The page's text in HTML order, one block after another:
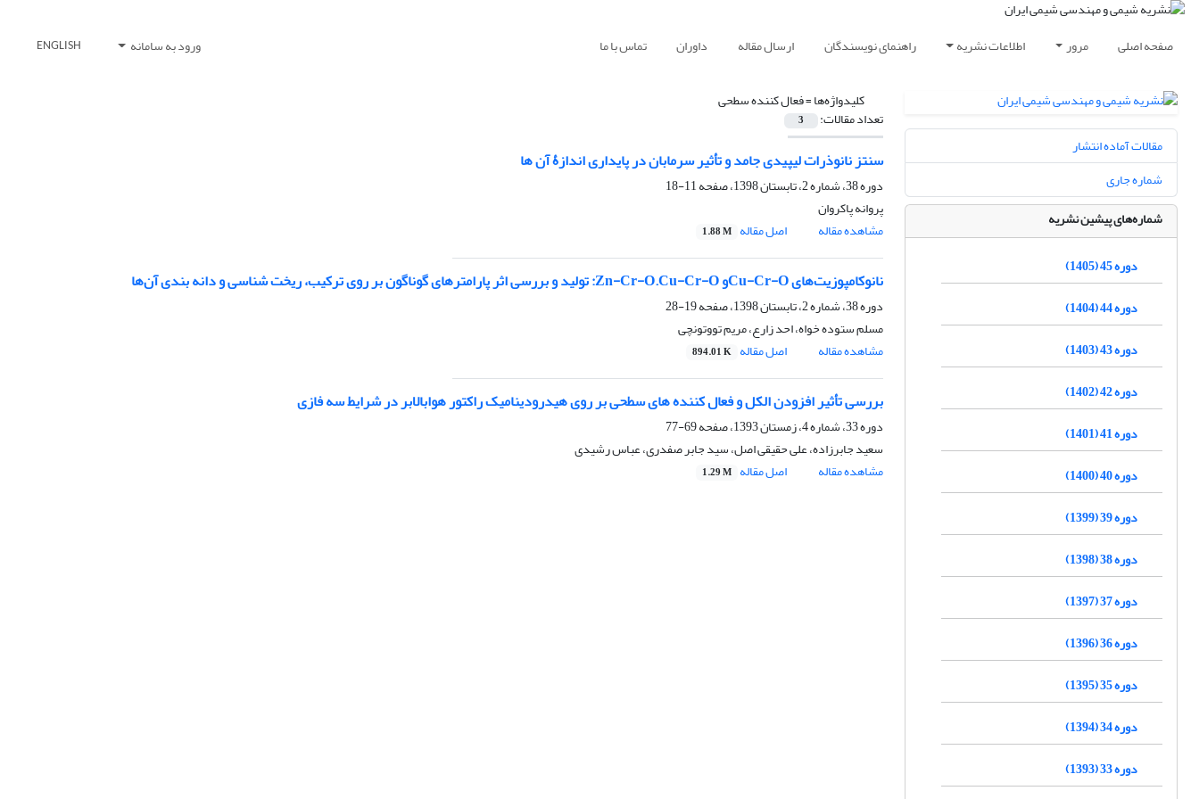
صفحه اصلی مرور اطلاعات نشریه راهنمای نویسندگان ارسال مقاله داوران تماس با ما ورود به سامانه ENGLISH
کلیدواژه‌ها =فعال کننده سطحی
تعداد مقالات: 3
سنتز نانوذرات لیپیدی جامد و تأثیر سرمابان در پایداری اندازۀ آن ها
دوره 38، شماره 2، تابستان 1398، صفحه
11-18
پروانه پاکروان
مشاهده مقاله
اصل مقاله 1.88 M
نانوکامپوزیت‌های Cu-Cr-Oو Zn-Cr-O.Cu-Cr-O: تولید و بررسی اثر پارامترهای گوناگون بر روی ترکیب، ریخت شناسی و دانه بندی آن‌ها
دوره 38، شماره 2، تابستان 1398، صفحه
19-28
مسلم ستوده خواه، احد زارع، مریم تووتونچی
مشاهده مقاله
اصل مقاله 894.01 K
بررسی تأثیر افزودن الکل و فعال کننده های سطحی بر روی هیدرودینامیک راکتور هوابالابر در شرایط سه فازی
دوره 33، شماره 4، زمستان 1393، صفحه
69-77
سعید جابرزاده، علی حقیقی اصل، سید جابر صفدری، عباس رشیدی
مشاهده مقاله
اصل مقاله 1.29 M
مقالات آماده انتشار
شماره جاری
شماره‌های پیشین نشریه
دوره 45 (1405)
دوره 44 (1404)
دوره 43 (1403)
دوره 42 (1402)
دوره 41 (1401)
دوره 40 (1400)
دوره 39 (1399)
دوره 38 (1398)
دوره 37 (1397)
دوره 36 (1396)
دوره 35 (1395)
دوره 34 (1394)
دوره 33 (1393)